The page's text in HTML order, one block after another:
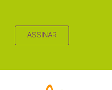
ASSINAR